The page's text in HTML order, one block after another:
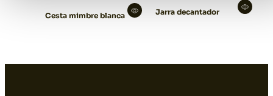
Cesta mimbre blanca Jarra decantador